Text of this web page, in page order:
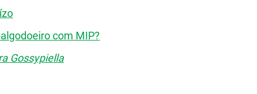
com MIP?
Gossypiella